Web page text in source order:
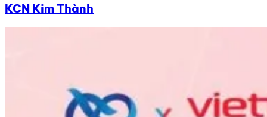
KCN Kim Thành